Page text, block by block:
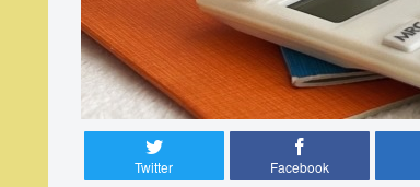
Twitter Facebook